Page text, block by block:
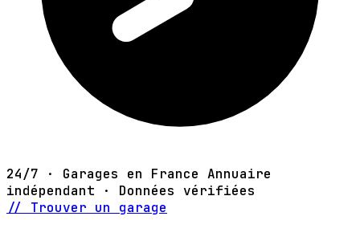
24/7 · Garages en France Annuaire
indépendant · Données vérifiées
// Trouver un garage